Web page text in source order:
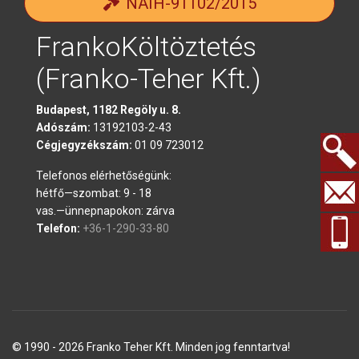
FrankoKöltöztetés
(Franko-Teher Kft.)
Budapest, 1182 Regöly u. 8.
Adószám: 13192103-2-43
Cégjegyzékszám: 01 09 723012
Telefonos elérhetőségünk:
hétfő—szombat: 9 - 18
vas.—ünnepnapokon: zárva
Telefon: +36-1-290-33-80
© 1990 - 2026 Franko Teher Kft. Minden jog fenntartva!